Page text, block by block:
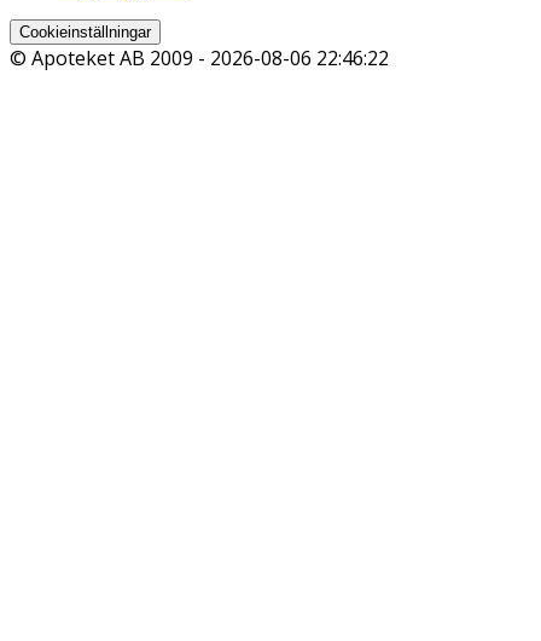
Cookieinställningar
© Apoteket AB 2009 - 2026-08-06 22:46:22